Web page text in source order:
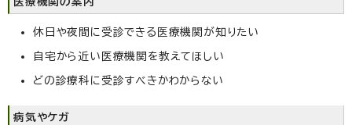
休日や夜間に受診できる医療機関が知りたい
自宅から近い医療機関を教えてほしい
どの診療科に受診すべきかわからない
病気やケガ